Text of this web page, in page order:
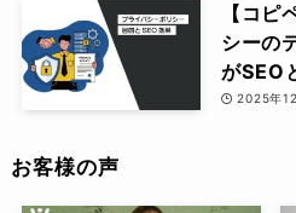
【コピ
シーの
がSEO
2025年
お客様の声